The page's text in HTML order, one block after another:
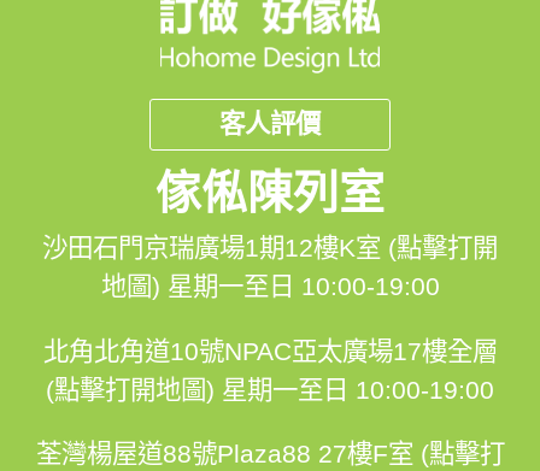
客人評價
傢俬陳列室
沙田石門京瑞廣場1期12樓K室 (點擊打開
地圖) 星期一至日 10:00-19:00
北角北角道10號NPAC亞太廣場17樓全層
(點擊打開地圖) 星期一至日 10:00-19:00
荃灣楊屋道88號Plaza88 27樓F室 (點擊打